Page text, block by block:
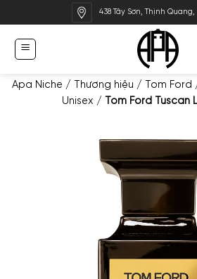
qua
dung
438 Tây Sơn, Thịnh
Apa Niche / Thương hiệu / Tom Ford
Unisex / Tom Ford Tuscan